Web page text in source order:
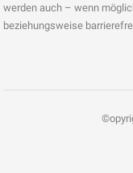
werden auch – wenn
beziehungsweise